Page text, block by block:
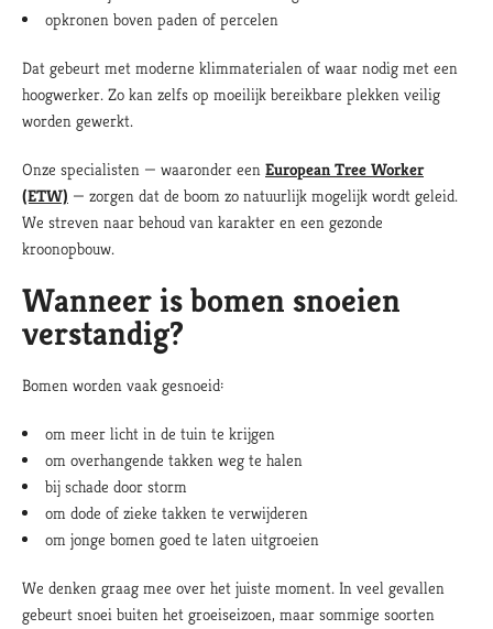
opkronen boven paden of percelen
Dat gebeurt met moderne klimmaterialen of waar nodig met een
hoogwerker. Zo kan zelfs op moeilijk bereikbare plekken veilig
worden gewerkt.
Onze specialisten — waaronder een European Tree Worker
(ETW) — zorgen dat de boom zo natuurlijk mogelijk wordt geleid.
We streven naar behoud van karakter en een gezonde
kroonopbouw.
Wanneer is bomen snoeien
verstandig?
Bomen worden vaak gesnoeid:
om meer licht in de tuin te krijgen
om overhangende takken weg te halen
bij schade door storm
om dode of zieke takken te verwijderen
om jonge bomen goed te laten uitgroeien
We denken graag mee over het juiste moment. In veel gevallen
gebeurt snoei buiten het groeiseizoen, maar sommige soorten